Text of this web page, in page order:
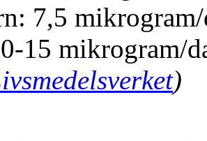
7,5
15 mikrogram/
)